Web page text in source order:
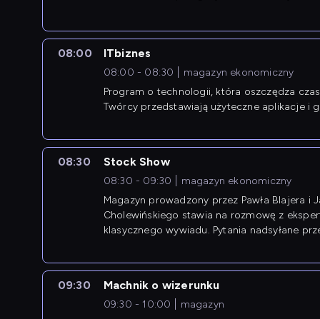
08:00 ITbiznes
08:00 - 08:30
magazyn ekonomiczny
Program o technologii, która oszczędza
Twórcy przedstawiają użyteczne aplikacje i
08:30 Stock Show
08:30 - 09:30
magazyn ekonomiczny
Magazyn prowadzony przez Pawła Blajera i
Cholewińskiego stawia na rozmowę z
klasycznego wywiadu. Pytania nadsyłane
09:30 Machnik o wizerunku
09:30 - 10:00 magazyn